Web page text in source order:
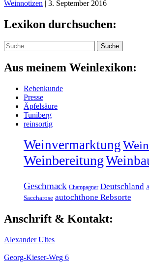
Weinnotizen | 3. September 2016
Lexikon durchsuchen:
Suche Suche
Aus meinem Weinlexikon:
Rebenkunde
Presse
Äpfelsäure
Tuniberg
reinsortig
Weinvermarktung
Weinbereitung
Geschmack Champagner Deutschland
Saccharose autochthone Rebsorte
Anschrift & Kontakt:
Alexander Ultes
Georg-Kieser-Weg 6